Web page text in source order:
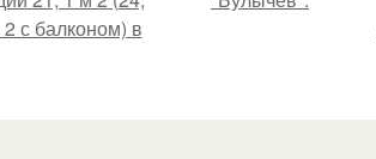
с балконом) в